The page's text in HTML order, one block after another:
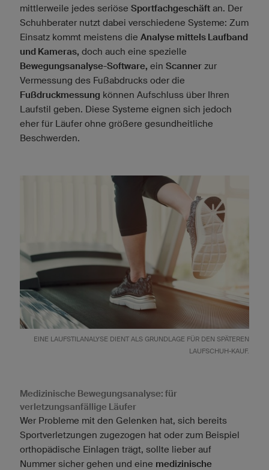
mittlerweile jedes seriöse Sportfachgeschäft an. Der
Schuhberater nutzt dabei verschiedene Systeme: Zum
Einsatz kommt meistens die Analyse mittels Laufband
und Kameras, doch auch eine spezielle
Bewegungsanalyse-Software, ein Scanner zur
Vermessung des Fußabdrucks oder die
Fußdruckmessung können Aufschluss über Ihren
Laufstil geben. Diese Systeme eignen sich jedoch
eher für Läufer ohne größere gesundheitliche
Beschwerden.
EINE LAUFSTILANALYSE DIENT ALS GRUNDLAGE FÜR DEN SPÄTEREN
LAUFSCHUH-KAUF.
Medizinische Bewegungsanalyse: für
verletzungsanfällige Läufer
Wer Probleme mit den Gelenken hat, sich bereits
Sportverletzungen zugezogen hat oder zum Beispiel
orthopädische Einlagen trägt, sollte lieber auf
Nummer sicher gehen und eine medizinische